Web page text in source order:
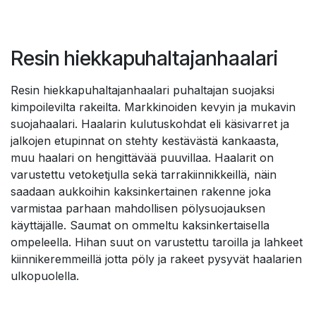
Resin hiekkapuhaltajanhaalari
Resin hiekkapuhaltajanhaalari puhaltajan suojaksi
kimpoilevilta rakeilta. Markkinoiden kevyin ja mukavin
suojahaalari. Haalarin kulutuskohdat eli käsivarret ja
jalkojen etupinnat on stehty kestävästä kankaasta,
muu haalari on hengittävää puuvillaa. Haalarit on
varustettu vetoketjulla sekä tarrakiinnikkeillä, näin
saadaan aukkoihin kaksinkertainen rakenne joka
varmistaa parhaan mahdollisen pölysuojauksen
käyttäjälle. Saumat on ommeltu kaksinkertaisella
ompeleella. Hihan suut on varustettu taroilla ja lahkeet
kiinnikeremmeillä jotta pöly ja rakeet pysyvät haalarien
ulkopuolella.